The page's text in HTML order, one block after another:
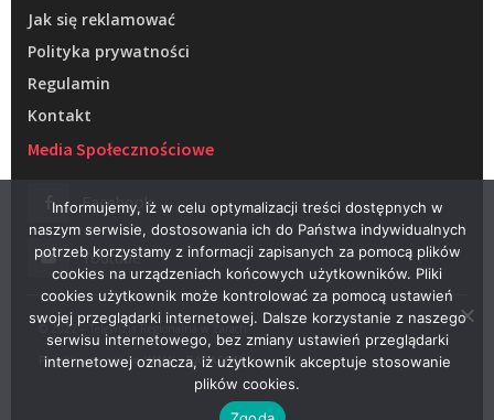
Jak się reklamować
Polityka prywatności
Regulamin
Kontakt
Media Społecznościowe
Facebook
Youtube
© 2022 – Telewizja Regionalna w Żarach
Projektowanie stron WWW –RAGACOM
Informujemy, iż w celu optymalizacji treści dostępnych w
naszym serwisie, dostosowania ich do Państwa indywidualnych
potrzeb korzystamy z informacji zapisanych za pomocą plików
cookies na urządzeniach końcowych użytkowników. Pliki
cookies użytkownik może kontrolować za pomocą ustawień
swojej przeglądarki internetowej. Dalsze korzystanie z naszego
serwisu internetowego, bez zmiany ustawień przeglądarki
internetowej oznacza, iż użytkownik akceptuje stosowanie
plików cookies.